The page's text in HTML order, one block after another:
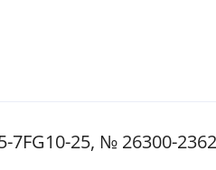
25, № 26300-